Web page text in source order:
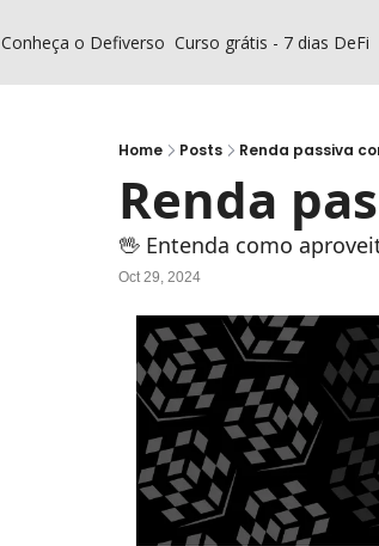
Conheça o Defiverso Curso grátis - 7 dias DeFi
Home Posts Renda passiva
Renda
🖖 Entenda como
Oct 29, 2024